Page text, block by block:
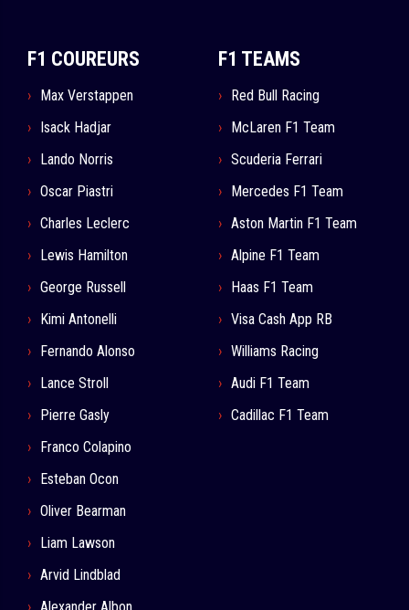
F1 COUREURS
Max Verstappen
Isack Hadjar
Lando Norris
Oscar Piastri
Charles Leclerc
Lewis Hamilton
George Russell
Kimi Antonelli
Fernando Alonso
Lance Stroll
Pierre Gasly
Franco Colapino
Esteban Ocon
Oliver Bearman
Liam Lawson
Arvid Lindblad
F1 TEAMS
Red Bull Racing
McLaren F1 Team
Scuderia Ferrari
Mercedes F1 Team
Aston Martin F1 Team
Alpine F1 Team
Haas F1 Team
Visa Cash App RB
Williams Racing
Audi F1 Team
Cadillac F1 Team